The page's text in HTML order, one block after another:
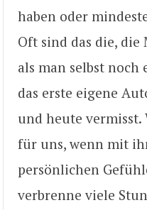
haben oder
Oft sind das die,
als man selbst noch
das erste eigene
und heute vermisst.
für uns, wenn mit
persönlichen
verbrenne viele